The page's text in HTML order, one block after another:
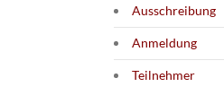
Ausschreibung
Anmeldung
Teilnehmer